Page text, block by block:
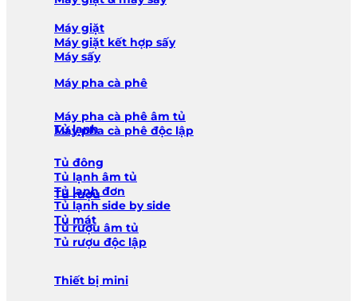
Máy giặt
Máy giặt kết hợp sấy
Máy sấy
Máy pha cà phê
Máy pha cà phê âm tủ
Máy pha cà phê độc lập
Tủ lạnh
Tủ đông
Tủ lạnh âm tủ
Tủ lạnh đơn
Tủ lạnh side by side
Tủ mát
Tủ rượu
Tủ rượu âm tủ
Tủ rượu độc lập
Thiết bị mini